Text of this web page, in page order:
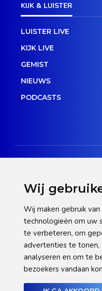
Wij
Wij maken gebruik
technologieën om uw
te verbeteren, om
advertenties te
analyseren en om te
bezoekers vandaan
KIJK & LUISTER
LUISTER LIVE
KIJK LIVE
GEMIST
NIEUWS
PODCASTS
Privacy verklaring
Cookie statement
Pas hier uw cookie-